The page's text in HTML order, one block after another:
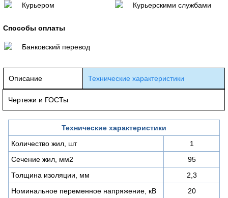
Курьером Курьерскими службами
Способы оплаты
Банковский перевод
Описание Технические характеристики
Чертежи и ГОСТы
Технические характеристики
Количество жил, шт
1
Сечение жил, мм2
95
Толщина изоляции, мм
2,3
Номинальное переменное напряжение, кВ
20